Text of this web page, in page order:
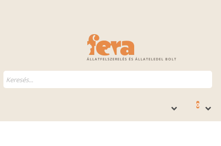
ÁLLATFELSZERELÉS ÉS ÁLLATELEDEL BOLT
0